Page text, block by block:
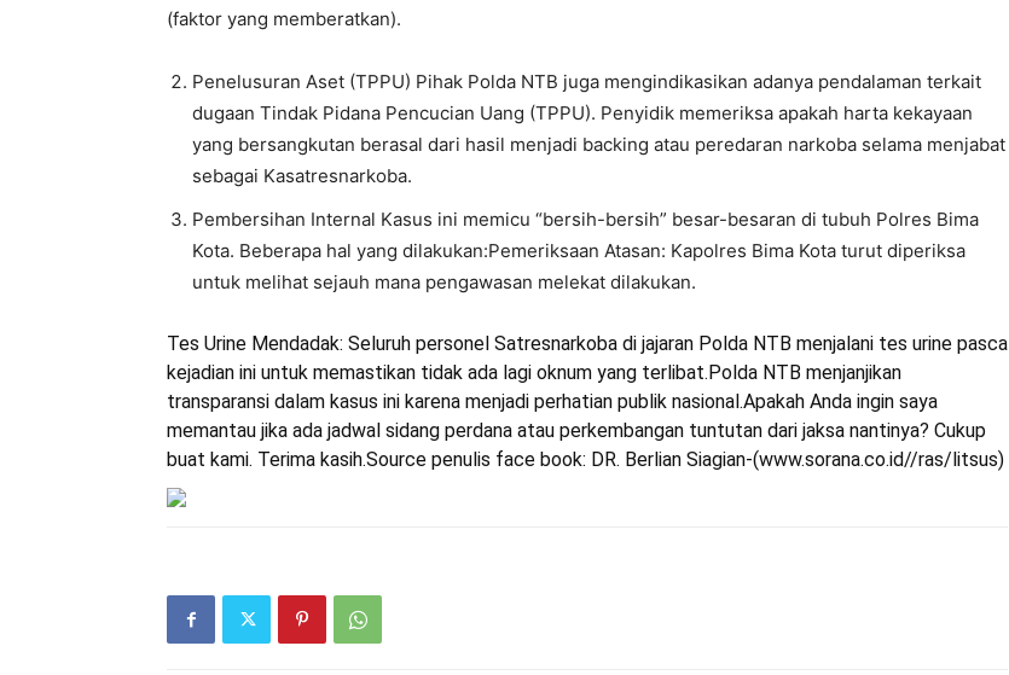
(faktor yang memberatkan).
Penelusuran Aset (TPPU) Pihak Polda NTB juga mengindikasikan adanya pendalaman terkait
dugaan Tindak Pidana Pencucian Uang (TPPU). Penyidik memeriksa apakah harta kekayaan
yang bersangkutan berasal dari hasil menjadi backing atau peredaran narkoba selama menjabat
sebagai Kasatresnarkoba.
Pembersihan Internal Kasus ini memicu “bersih-bersih” besar-besaran di tubuh Polres Bima
Kota. Beberapa hal yang dilakukan:Pemeriksaan Atasan: Kapolres Bima Kota turut diperiksa
untuk melihat sejauh mana pengawasan melekat dilakukan.
Tes Urine Mendadak: Seluruh personel Satresnarkoba di jajaran Polda NTB menjalani tes urine pasca
kejadian ini untuk memastikan tidak ada lagi oknum yang terlibat.Polda NTB menjanjikan
transparansi dalam kasus ini karena menjadi perhatian publik nasional.Apakah Anda ingin saya
memantau jika ada jadwal sidang perdana atau perkembangan tuntutan dari jaksa nantinya? Cukup
buat kami. Terima kasih.Source penulis face book: DR. Berlian Siagian-(www.sorana.co.id//ras/litsus)